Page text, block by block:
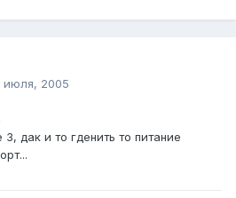
июля, 2005
дак и то гденить то питание